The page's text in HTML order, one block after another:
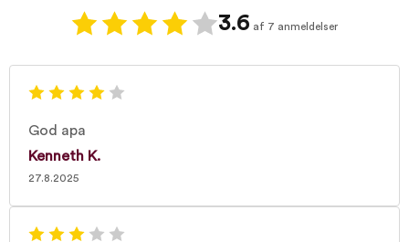
3.6 af 7 anmeldelser
God apa
Kenneth K.
27.8.2025